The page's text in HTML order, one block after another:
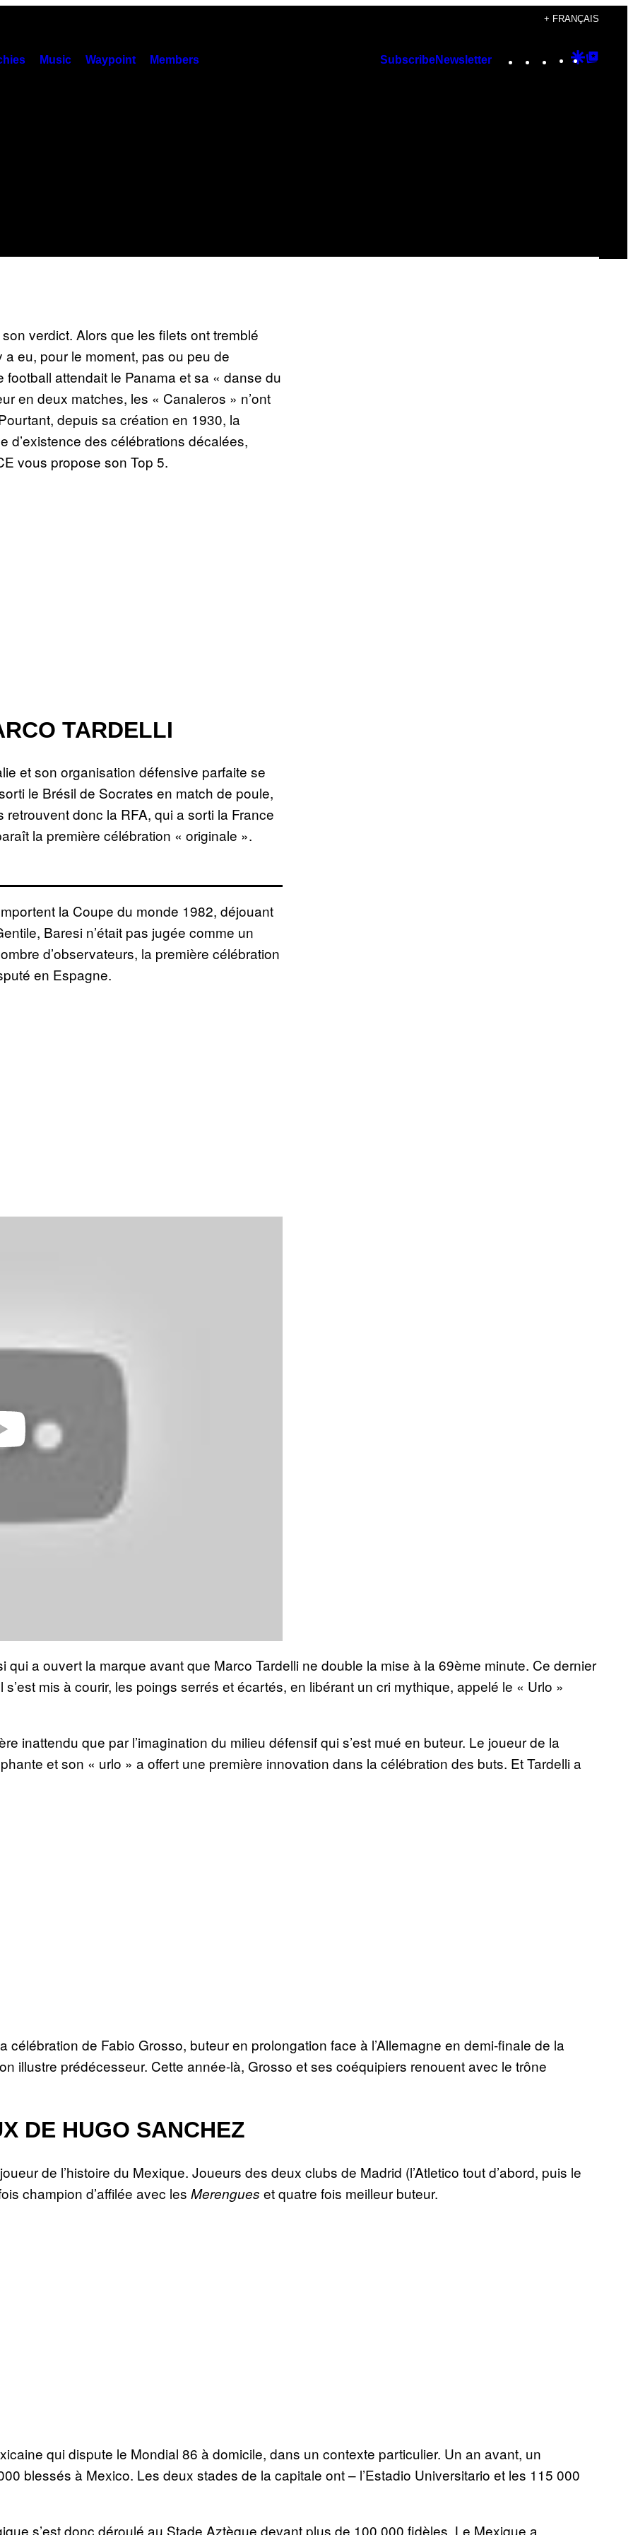
+ FRANÇAIS
Music Waypoint Members SubscribeNewsletter Instagram
TikTok
YouTube
Google
verdict. Alors que les filets ont tremblé
a eu, pour le moment, pas ou peu de
attendait le Panama et sa « danse du
en deux matches, les « Canaleros » n’ont
depuis sa création en 1930, la
d’existence des célébrations décalées,
vous propose son Top 5.
TARDELLI
et son organisation défensive parfaite se
le Brésil de Socrates en match de poule,
donc la RFA, qui a sorti la France
la première célébration « originale ».
la Coupe du monde 1982, déjouant
Baresi n’était pas jugée comme un
d’observateurs, la première célébration
en Espagne.
qui a ouvert la marque avant que Marco Tardelli ne double la mise à la 69ème minute. Ce dernier
mis à courir, les poings serrés et écartés, en libérant un cri mythique, appelé le « Urlo »
inattendu que par l’imagination du milieu défensif qui s’est mué en buteur. Le joueur de la
et son « urlo » a offert une première innovation dans la célébration des buts. Et Tardelli a
célébration de Fabio Grosso, buteur en prolongation face à l’Allemagne en demi-finale de la
illustre prédécesseur. Cette année-là, Grosso et ses coéquipiers renouent avec le trône
DE HUGO SANCHEZ
de l’histoire du Mexique. Joueurs des deux clubs de Madrid (l’Atletico tout d’abord, puis le
champion d’affilée avec les Merengues et quatre fois meilleur buteur.
qui dispute le Mondial 86 à domicile, dans un contexte particulier. Un an avant, un
blessés à Mexico. Les deux stades de la capitale ont – l’Estadio Universitario et les 115 000
s’est donc déroulé au Stade Aztèque devant plus de 100 000 fidèles. Le Mexique a